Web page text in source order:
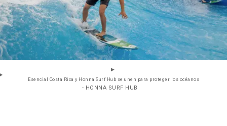
Esencial Costa Rica y Honna Surf Hub se unen para proteger los océanos
- HONNA SURF HUB